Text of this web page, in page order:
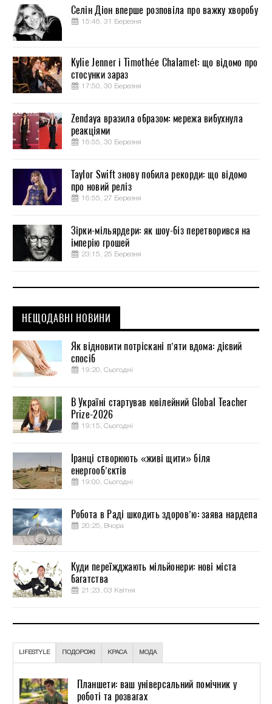
Селін Діон вперше розповіла про важку хворобу
15:46, 31 Березня
Kylie Jenner і Timothée Chalamet: що відомо про
стосунки зараз
17:50, 30 Березня
Zendaya вразила образом: мережа вибухнула
реакціями
16:55, 30 Березня
Taylor Swift знову побила рекорди: що відомо
про новий реліз
16:55, 27 Березня
Зірки-мільярдери: як шоу-біз перетворився на
імперію грошей
23:15, 25 Березня
НЕЩОДАВНІ НОВИНИ
Як відновити потріскані п’яти вдома: дієвий
спосіб
19:20, Сьогодні
В Україні стартував ювілейний Global Teacher
Prize-2026
19:15, Сьогодні
Іранці створюють «живі щити» біля
енергооб’єктів
19:00, Сьогодні
Робота в Раді шкодить здоров’ю: заява нардепа
20:25, Вчора
Куди переїжджають мільйонери: нові міста
багатства
21:23, 03 Квітня
LIFESTYLE ПОДОРОЖІ КРАСА МОДА
Планшети: ваш універсальний помічник у
роботі та розвагах